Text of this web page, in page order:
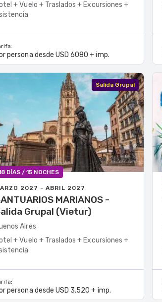
+ Vuelo + Traslados + Excursiones +
persona desde USD 6080 + imp.
Salida Grupal
DÍAS / 15 NOCHES
2027 - ABRIL 2027
MARIANOS -
Grupal (Vietur)
Aires
+ Vuelo + Traslados + Excursiones +
persona desde USD 3.520 + imp.